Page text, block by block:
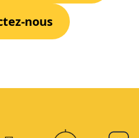
nous